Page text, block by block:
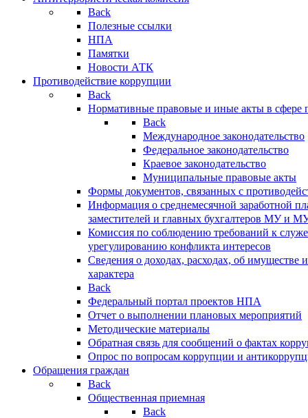
Back
Полезные ссылки
НПА
Памятки
Новости АТК
Противодействие коррупции
Back
Нормативные правовые и иные акты в сфере
Back
Международное законодательство
Федеральное законодательство
Краевое законодательство
Муниципальные правовые акты
Формы документов, связанных с
Информация о среднемесячной заработной
заместителей и главных бухгалтеров МУ и
Комиссия по соблюдению требований к
урегулированию конфликта интересов
Сведения о доходах, расходах, об имуществе
характера
Back
Федеральный портал проектов НПА
Отчет о выполнении плановых мероприятий
Методические материалы
Обратная связь для сообщений о фактах
Опрос по вопросам коррупции и
Обращения граждан
Back
Общественная приемная
Back